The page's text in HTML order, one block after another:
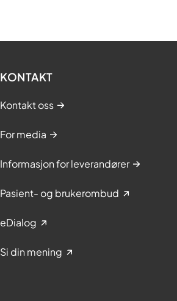
KONTAKT
Kontakt oss
For media
Informasjon for leverandører
Pasient- og brukerombud
eDialog
Si din mening